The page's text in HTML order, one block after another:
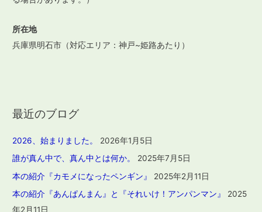
所在地
兵庫県明石市（対応エリア：神戸~姫路あたり）
最近のブログ
2026、始まりました。
2026年1月5日
誰が真ん中で、真ん中とは何か。
2025年7月5日
本の紹介『カモメになったペンギン』
2025年2月11日
本の紹介『あんぱんまん』と『それいけ！アンパンマン』
2025
年2月11日